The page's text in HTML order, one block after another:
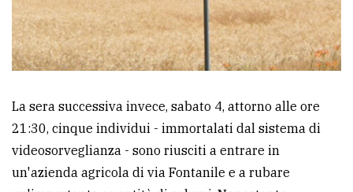
La sera successiva invece, sabato 4, attorno alle ore
21:30, cinque individui - immortalati dal sistema di
videosorveglianza - sono riusciti a entrare in
un'azienda agricola di via Fontanile e a rubare